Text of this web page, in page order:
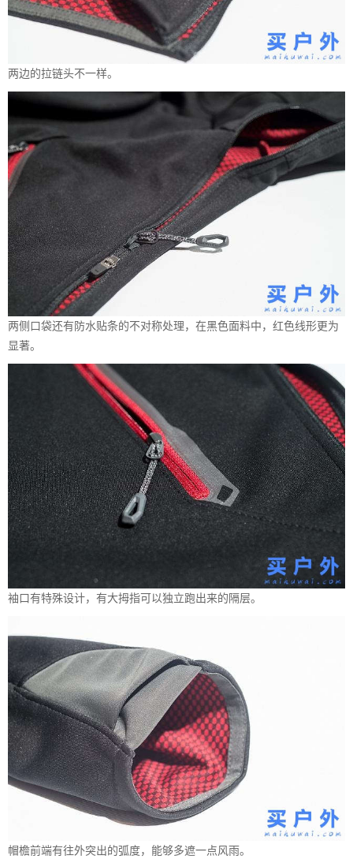
两边的拉链头不一样。
两侧口袋还有防水贴条的不对称处理，在黑色面料中，红色线形更为
显著。
袖口有特殊设计，有大拇指可以独立跑出来的隔层。
帽檐前端有往外突出的弧度，能够多遮一点风雨。